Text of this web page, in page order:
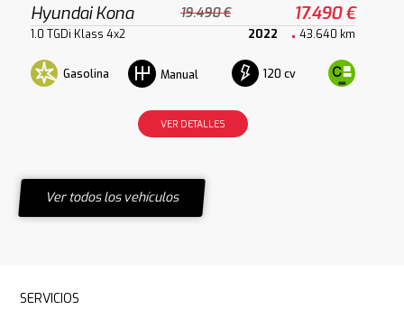
Hyundai Kona 19.490 € 17.490 €
1.0 TGDi Klass 4x2 2022 43.640 km
Gasolina Manual 120 cv
VER DETALLES
Ver todos los vehículos
SERVICIOS